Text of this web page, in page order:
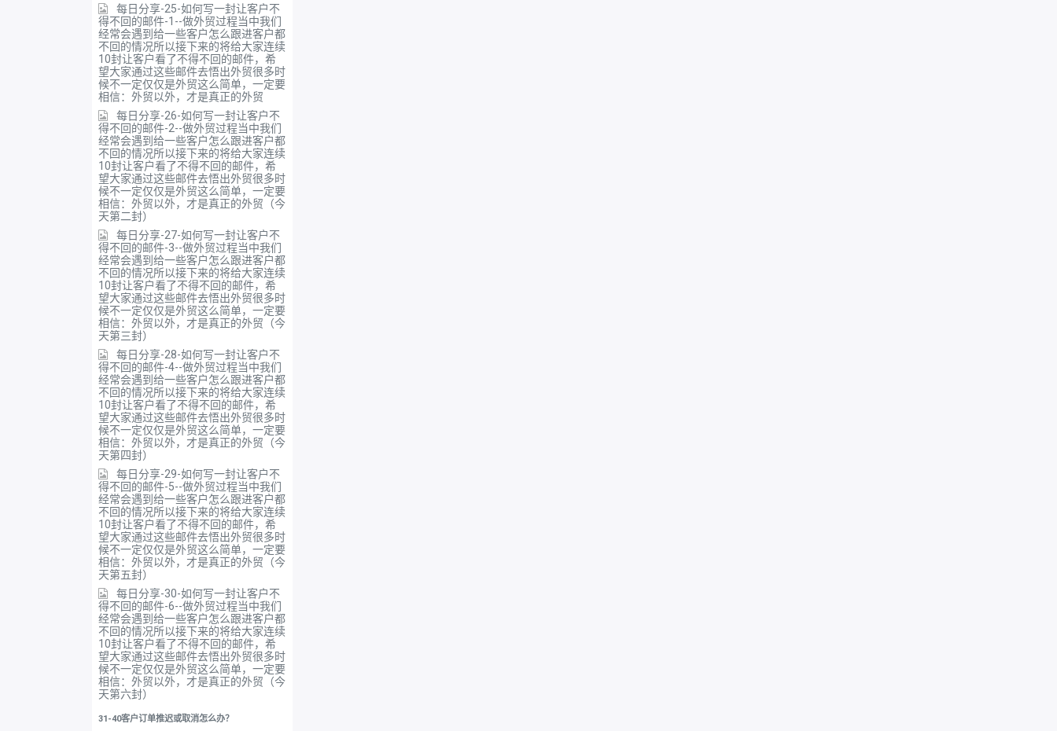
每日分享-25-如何写一封让客户不
得不回的邮件-1--做外贸过程当中我们
经常会遇到给一些客户怎么跟进客户都
不回的情况所以接下来的将给大家连续
10封让客户看了不得不回的邮件，希
望大家通过这些邮件去悟出外贸很多时
候不一定仅仅是外贸这么简单，一定要
相信：外贸以外，才是真正的外贸
每日分享-26-如何写一封让客户不
得不回的邮件-2--做外贸过程当中我们
经常会遇到给一些客户怎么跟进客户都
不回的情况所以接下来的将给大家连续
10封让客户看了不得不回的邮件，希
望大家通过这些邮件去悟出外贸很多时
候不一定仅仅是外贸这么简单，一定要
相信：外贸以外，才是真正的外贸（今
天第二封）
每日分享-27-如何写一封让客户不
得不回的邮件-3--做外贸过程当中我们
经常会遇到给一些客户怎么跟进客户都
不回的情况所以接下来的将给大家连续
10封让客户看了不得不回的邮件，希
望大家通过这些邮件去悟出外贸很多时
候不一定仅仅是外贸这么简单，一定要
相信：外贸以外，才是真正的外贸（今
天第三封）
每日分享-28-如何写一封让客户不
得不回的邮件-4--做外贸过程当中我们
经常会遇到给一些客户怎么跟进客户都
不回的情况所以接下来的将给大家连续
10封让客户看了不得不回的邮件，希
望大家通过这些邮件去悟出外贸很多时
候不一定仅仅是外贸这么简单，一定要
相信：外贸以外，才是真正的外贸（今
天第四封）
每日分享-29-如何写一封让客户不
得不回的邮件-5--做外贸过程当中我们
经常会遇到给一些客户怎么跟进客户都
不回的情况所以接下来的将给大家连续
10封让客户看了不得不回的邮件，希
望大家通过这些邮件去悟出外贸很多时
候不一定仅仅是外贸这么简单，一定要
相信：外贸以外，才是真正的外贸（今
天第五封）
每日分享-30-如何写一封让客户不
得不回的邮件-6--做外贸过程当中我们
经常会遇到给一些客户怎么跟进客户都
不回的情况所以接下来的将给大家连续
10封让客户看了不得不回的邮件，希
望大家通过这些邮件去悟出外贸很多时
候不一定仅仅是外贸这么简单，一定要
相信：外贸以外，才是真正的外贸（今
天第六封）
31-40客户订单推迟或取消怎么办？